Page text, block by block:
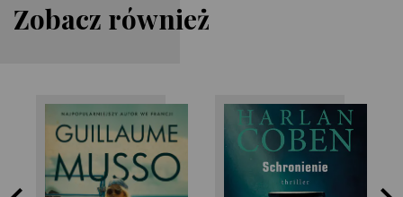
Zobacz również
Guillaume Musso Harlan Coben